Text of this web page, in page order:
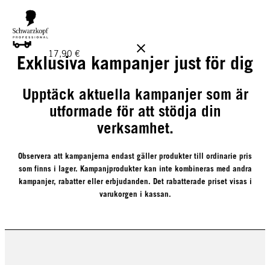
GRATIS LEVERANS PÅ BESTÄLLNINGAR ÖVER 160 €!
17,90 €
Exklusiva kampanjer just för dig
Upptäck aktuella kampanjer som är
utformade för att stödja din
verksamhet.
Observera att kampanjerna endast gäller produkter till ordinarie pris
som finns i lager. Kampanjprodukter kan inte kombineras med andra
kampanjer, rabatter eller erbjudanden. Det rabatterade priset visas i
varukorgen i kassan.